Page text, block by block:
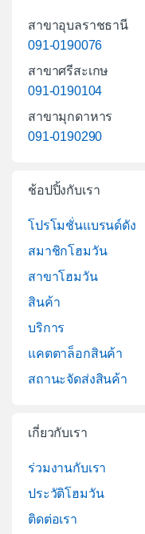
สาขาอุบลราชธานี
091-0190076
สาขาศรีสะเกษ
091-0190104
สาขามุกดาหาร
091-0190290
ช้อปปิ้งกับเรา
โปรโมชั่นแบรนด์ดัง
สมาชิกโฮมวัน
สาขาโฮมวัน
สินค้า
บริการ
แคตตาล็อกสินค้า
สถานะจัดส่งสินค้า
เกี่ยวกับเรา
ร่วมงานกับเรา
ประวัติโฮมวัน
ติดต่อเรา